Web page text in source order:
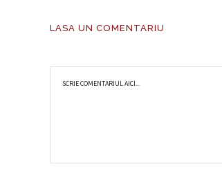
LASA UN COMENTARIU